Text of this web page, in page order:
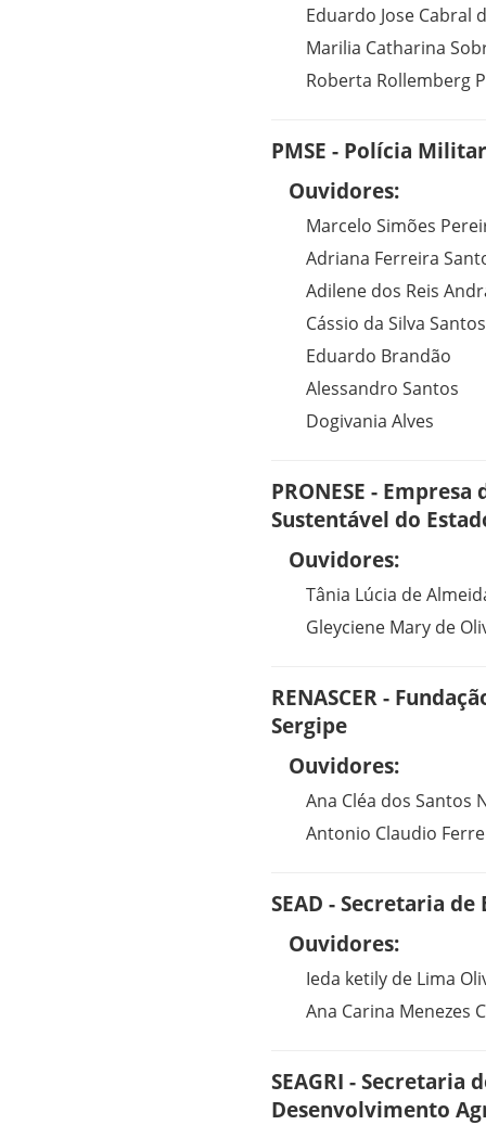
Eduardo Jose Cabral
Marilia Catharina
Roberta Rollemberg
PMSE - Polícia
Ouvidores:
Marcelo Simões
Adriana Ferreira
Adilene dos Reis
Cássio da Silva
Eduardo Brandão
Alessandro Santos
Dogivania Alves
PRONESE -
Sustentável do
Ouvidores:
Tânia Lúcia de
Gleyciene Mary de
RENASCER -
Sergipe
Ouvidores:
Ana Cléa dos Santos
Antonio Claudio
SEAD - Secretaria
Ouvidores:
Ieda ketily de Lima
Ana Carina Menezes
SEAGRI - Secretaria
Desenvolvimento